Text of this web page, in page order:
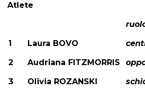
Atlete
1 Laura BOVO
2 Audriana FITZMORRIS
3 Olivia ROZANSKI